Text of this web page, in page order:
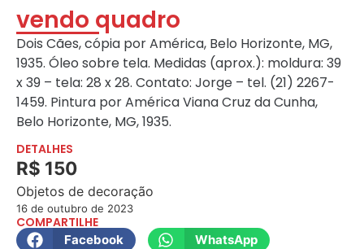
vendo quadro
Dois Cães, cópia por América, Belo Horizonte, MG,
1935. Óleo sobre tela. Medidas (aprox.): moldura: 39
x 39 – tela: 28 x 28. Contato: Jorge – tel. (21) 2267-
1459. Pintura por América Viana Cruz da Cunha,
Belo Horizonte, MG, 1935.
DETALHES
R$ 150
Objetos de decoração
16 de outubro de 2023
COMPARTILHE
Facebook
WhatsApp